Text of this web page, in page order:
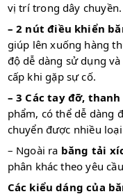
vị trí trong dây chuyền.
– 2 nút điều khiển
giúp lên xuống hàng
độ dễ dàng sử dụng
cấp khi gặp sự cố.
– 3 Các tay đỡ,
phẩm, có thể dễ dàng
chuyển được nhiều
– Ngoài ra băng tải
phân khác theo yêu
Các kiểu dáng của